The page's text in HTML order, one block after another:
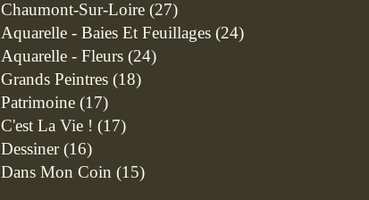
Chaumont-Sur-Loire (27)
Aquarelle - Baies Et Feuillages (24)
Aquarelle - Fleurs (24)
Grands Peintres (18)
Patrimoine (17)
C'est La Vie ! (17)
Dessiner(16)
Dans Mon Coin (15)